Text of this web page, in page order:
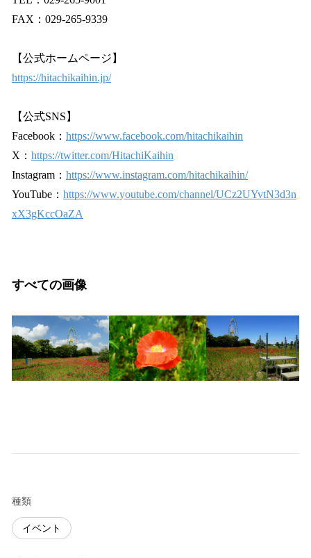
FAX：029-265-9339
【公式ホームページ】
https://hitachikaihin.jp/
【公式SNS】
Facebook： https://www.facebook.com/hitachikaihin
X： https://twitter.com/HitachiKaihin
Instagram： https://www.instagram.com/hitachikaihin/
YouTube： https://www.youtube.com/channel/UCz2UYvtN3d3n
xX3gKccOaZA
すべての画像
種類
イベント